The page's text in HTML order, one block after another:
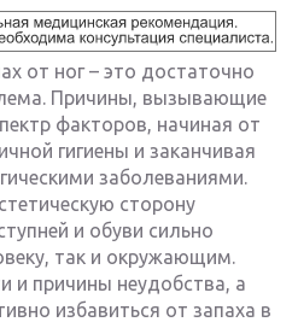
от ног – это достаточно
Причины, вызывающие
факторов, начиная от
гигиены и заканчивая
заболеваниями.
сторону
и обуви сильно
так и окружающим.
и причины неудобства, а
избавиться от запаха в